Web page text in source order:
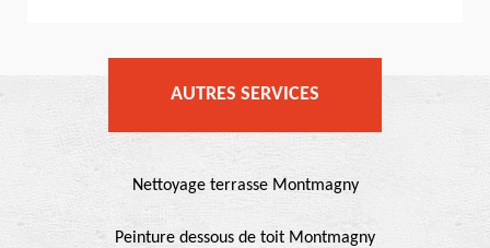
AUTRES SERVICES
Nettoyage terrasse Montmagny
Peinture dessous de toit Montmagny